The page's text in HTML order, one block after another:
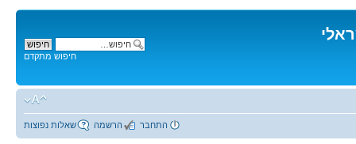
חיפוש מתקדם
שאלות נפוצות הרשמה התחבר